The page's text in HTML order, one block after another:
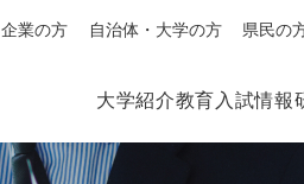
企業の方 自治体・大学の方 県民の
大学紹介教育 入試情報